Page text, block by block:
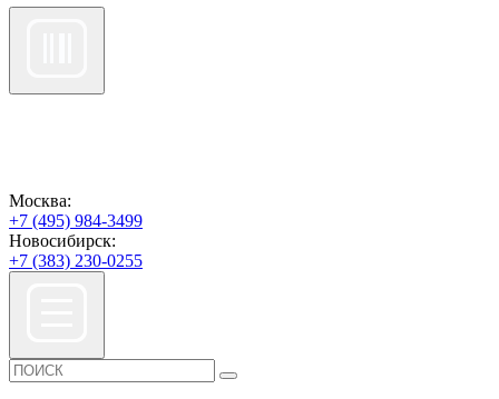
Москва:
+7 (495) 984-3499
Новосибирск:
+7 (383) 230-0255